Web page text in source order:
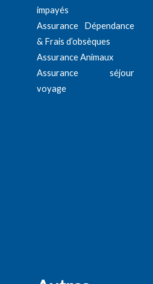
impayés
Assurance Dépendance
& Frais d’obsèques
Assurance Animaux
Assurance séjour
voyage